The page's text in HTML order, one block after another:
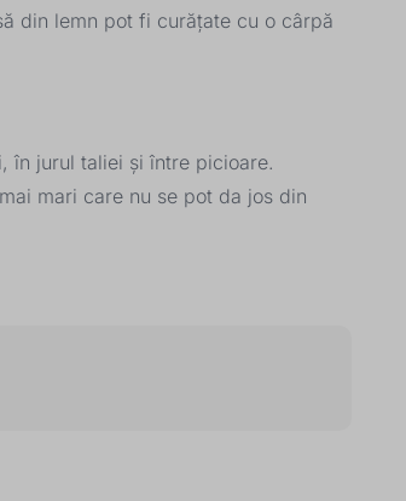
din lemn pot fi curățate cu o cârpă
în jurul taliei și între picioare.
mari care nu se pot da jos din